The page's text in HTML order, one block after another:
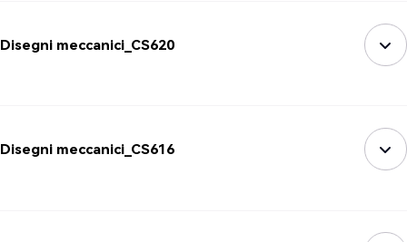
Disegni meccanici_CS620
Disegni meccanici_CS616